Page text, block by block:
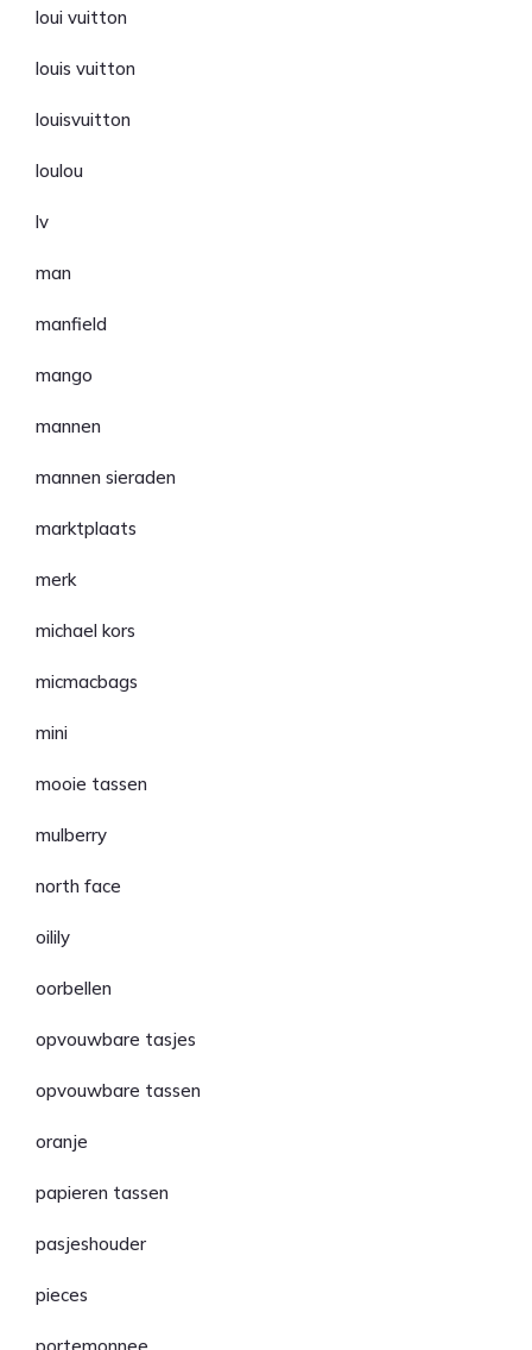
loui vuitton
louis vuitton
louisvuitton
loulou
lv
man
manfield
mango
mannen
mannen sieraden
marktplaats
merk
michael kors
micmacbags
mini
mooie tassen
mulberry
north face
oilily
oorbellen
opvouwbare tasjes
opvouwbare tassen
oranje
papieren tassen
pasjeshouder
pieces